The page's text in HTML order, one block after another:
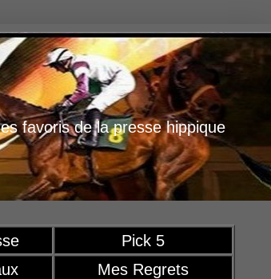
favoris de la presse hippique
Pick 5
Mes Regrets